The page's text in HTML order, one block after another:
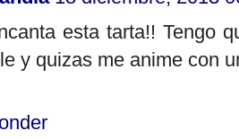
esta tarta!! Tengo
y quizas me anime con